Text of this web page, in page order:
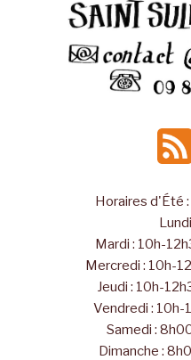
Horaires d'Été
Mardi : 10h-
Mercredi : 10h-
Jeudi : 10h-
Vendredi :
Samedi :
Dimanche :